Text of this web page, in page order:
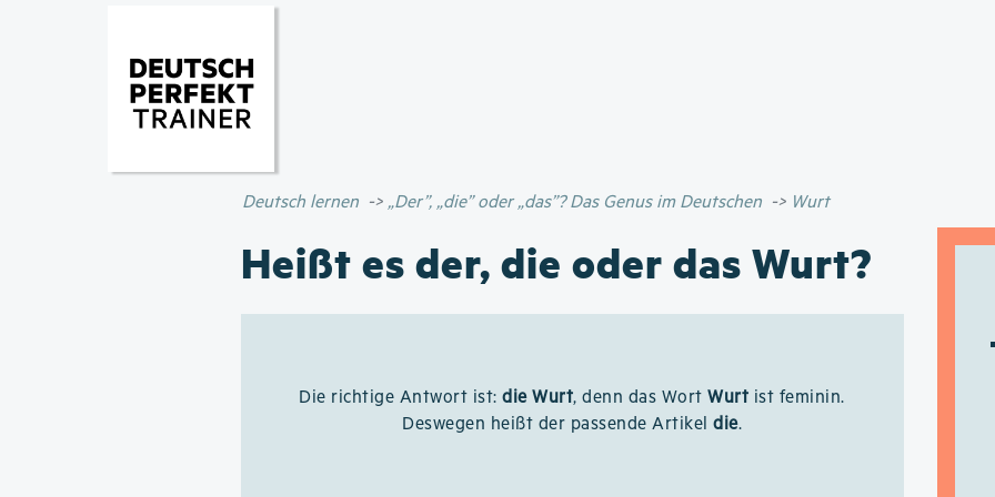
Deutsch lernen „Der”, „die” oder „das”? Das Genus im Deutschen Wurt
Heißt es der, die oder das Wurt?
Die richtige Antwort ist:die Wurt, denn das WortWurt ist feminin.
Deswegen heißt der passende Artikeldie.